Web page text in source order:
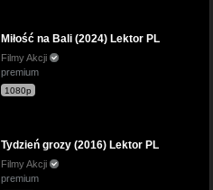
Miłość na Bali (2024) Lektor PL
Filmy Akcji
premium
1080p
Tydzień grozy (2016) Lektor PL
Filmy Akcji
premium